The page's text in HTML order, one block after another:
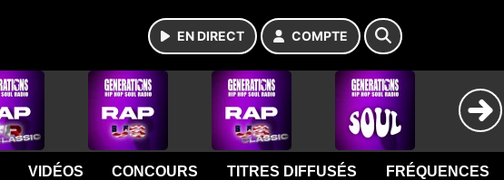
EN DIRECT COMPTE
VIDÉOS CONCOURS TITRES DIFFUSÉS FRÉQUENCES